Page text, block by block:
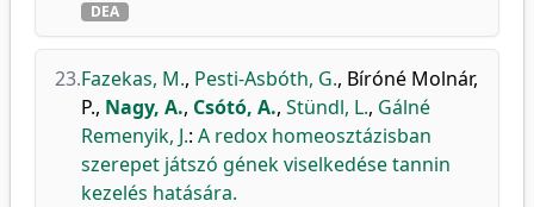
DEA
23.Fazekas, M., Pesti-Asbóth, G., Bíróné Molnár,
P., Nagy, A., Csótó, A., Stündl, L., Gálné
Remenyik, J.: A redox homeosztázisban
szerepet játszó gének viselkedése tannin
kezelés hatására.